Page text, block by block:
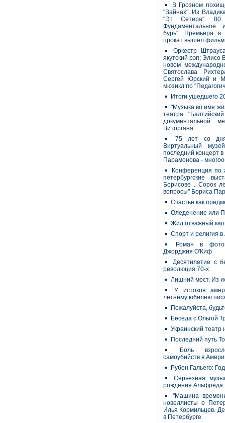
В Грозном
"Вайнах". Из
"Эт Сетера". 80
Фундаментальное
бурь". Премьера в
прокат вышел
Оркестр
якутский рэп;
новом
Святослава
Сергей Юрский и
мюзикл по
Итоги ушедшего
"Музыка во имя
театра
документальной
Виторгана
75 лет со дня
Виртуальный
последний концерт
Парамонова -
Конференция по
петербургские
Борисове . Сорок
вопросы" Бориса
Счастье как
Оледенение или
Жил отважный
Спорт и религия
Роман в
Джорджия О'Киф
Десятилетие с
революция 70-х
Лишний мост. Из
У истоков
летнему юбилею
Пожалуйста,
Беседа с Ольгой
Украинский
Последний путь
Боль
самоубийств в
Рубен Гальего:
Серьезная
рождения Альфреда
"Машина
новеллисты о
Илья Кормильцев.
в Петербурге